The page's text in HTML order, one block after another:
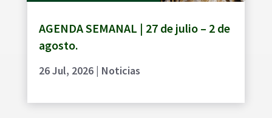
AGENDA SEMANAL | 27 de julio – 2 de
agosto.
26 Jul, 2026| Noticias